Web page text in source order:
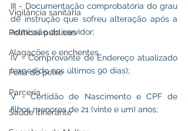
Vigilância sanitária
Políticas públicas
Alagações e enchentes
Feira do peixe
Parceria
Saúde Itinerante
III - Documentação comprobatória do grau
de instrução que sofreu alteração após a
admissão do servidor;
IV - Comprovante de Endereço atualizado
(expedido nos últimos 90 dias);
V - Certidão de Nascimento e CPF de
filhos menores de 21 (vinte e um) anos;